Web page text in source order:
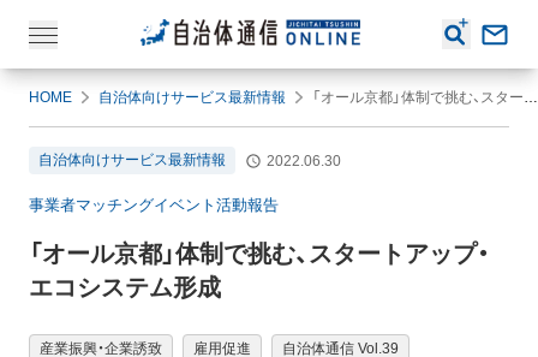
HOME 自治体向けサービス最新情報 「オール京都」体制で挑む、スタートアップ・エコシステム形成
自治体向けサービス最新情報 2022.06.30
事業者マッチングイベント活動報告
「オール京都」体制で挑む、スタートアップ・
エコシステム形成
産業振興・企業誘致 雇用促進 自治体通信 Vol.39